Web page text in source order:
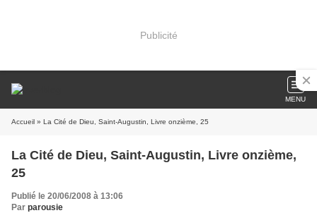
Publicité
MENU
Accueil » La Cité de Dieu, Saint-Augustin, Livre onzième, 25
La Cité de Dieu, Saint-Augustin, Livre onzième,
25
Publié le 20/06/2008 à 13:06
Par parousie